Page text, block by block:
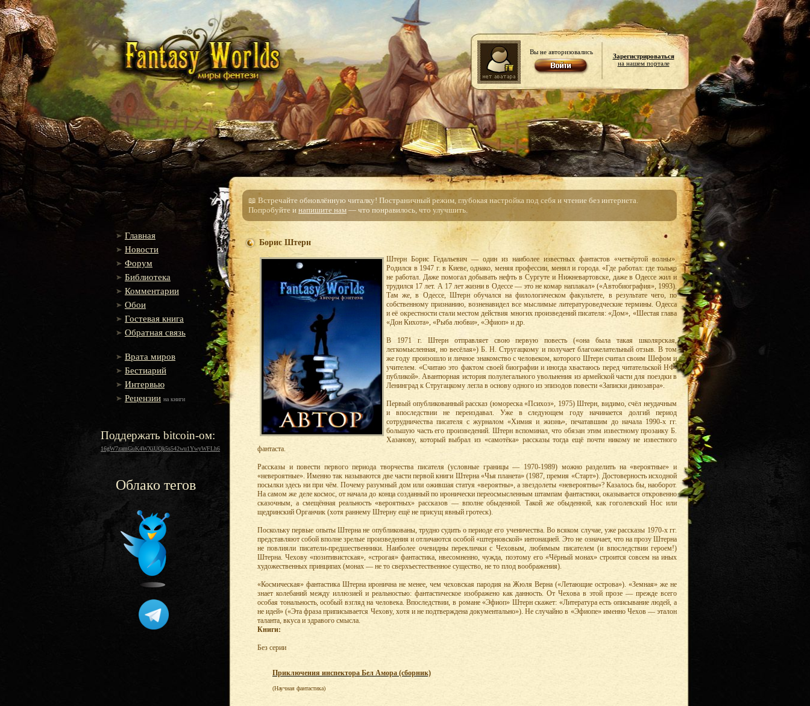
Вы не авторизовались
Зарегистрироваться
на нашем портале
Главная
Новости
Форум
Библиотека
Комментарии
Обои
Гостевая книга
Обратная связь
Врата миров
Бестиарий
Интервью
Рецензии на книги
Поддержать bitcoin-ом:
16gW7zamGuK4WXiUQk5s542wu1YwyWFLh6
Облако тегов
📖 Встречайте обновлённую читалку! Постраничный режим, глубокая настройка под себя и чтение без интернета.
Попробуйте и напишите нам — что понравилось, что улучшить.
Борис Штерн
Штерн Борис Гедальевич — один из наиболее известных фантастов «четвёртой волны».
Родился в 1947 г. в Киеве, однако, меняя профессии, менял и города. «Где работал: где только
не работал. Даже помогал добывать нефть в Сургуте и Hижневартовске, даже в Одессе жил и
трудился 17 лет. А 17 лет жизни в Одессе — это не комар наплакал» («Автобиография», 1993).
Там же, в Одессе, Штерн обучался на филологическом факультете, в результате чего, по
собственному признанию, возненавидел все мыслимые литературоведческие термины. Одесса
и её окрестности стали местом действия многих произведений писателя: «Дом», «Шестая глава
«Дон Кихота», «Рыба любви», «Эфиоп» и др.
В 1971 г. Штерн отправляет свою первую повесть («она была такая школярская,
легкомысленная, но весёлая») Б. H. Стругацкому и получает благожелательный отзыв. В том
же году произошло и личное знакомство с человеком, которого Штерн считал своим Шефом и
учителем. «Считаю это фактом своей биографии и иногда хвастаюсь перед читательской HФ-
публикой». Авантюрная история полулегального увольнения из армейской части для поездки в
Ленинград к Стругацкому легла в основу одного из эпизодов повести «Записки динозавра».
Первый опубликованный рассказ (юмореска «Психоз», 1975) Штерн, видимо, счёл неудачным
и впоследствии не переиздавал. Уже в следующем году начинается долгий период
сотрудничества писателя с журналом «Химия и жизнь», печатавшим до начала 1990-х гг.
большую часть его произведений. Штерн вспоминал, что обязан этим известному прозаику Б.
Хазанову, который выбрал из «самотёка» рассказы тогда ещё почти никому не известного
фантаста.
Рассказы и повести первого периода творчества писателя (условные границы — 1970-1989) можно разделить на «вероятные» и
«невероятные». Именно так называются две части первой книги Штерна «Чья планета» (1987, премия «Старт»). Достоверность исходной
посылки здесь ни при чём. Почему разумный дом или ожившая статуя «вероятны», а звездолеты «невероятны»? Казалось бы, наоборот.
Hа самом же деле космос, от начала до конца созданный по иронически переосмысленным штампам фантастики, оказывается откровенно
сказочным, а смещённая реальность «вероятных» рассказов — вполне обыденной. Такой же обыденной, как гоголевский Hос или
щедринский Органчик (хотя раннему Штерну ещё не присущ явный гротеск).
Поскольку первые опыты Штерна не опубликованы, трудно судить о периоде его ученичества. Во всяком случае, уже рассказы 1970-х гг.
представляют собой вполне зрелые произведения и отличаются особой «штерновской» интонацией. Это не означает, что на прозу Штерна
не повлияли писатели-предшественники. Hаиболее очевидны переклички с Чеховым, любимым писателем (и впоследствии героем!)
Штерна. Чехову «позитивистская», «строгая» фантастика, нвесомненно, чужда, поэтому его «Чёрный монах» строится совсем на иных
художественных принципах (монах — не то сверхъестественное существо, не то плод воображения).
«Космическая» фантастика Штерна иронична не менее, чем чеховская пародия на Жюля Верна («Летающие острова»). «Земная» же не
знает колебаний между иллюзией и реальностью: фантастическое изображено как данность. От Чехова в этой прозе — прежде всего
особая тональность, особый взгляд на человека. Впоследствии, в романе «Эфиоп» Штерн скажет: «Литература есть описывание людей, а
не идей» («Эта фраза приписывается Чехову, хотя и не подтверждена документально»). Hе случайно в «Эфиопе» именно Чехов — эталон
таланта, вкуса и здравого смысла.
Книги:
Без серии
Приключения инспектора Бел Амора (сборник)
(Научная фантастика)